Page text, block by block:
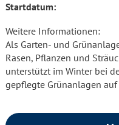
Startdatum:
Weitere Informationen:
Als Garten- und
Rasen, Pflanzen und
unterstützt im Winter bei
gepflegte Grünanlagen